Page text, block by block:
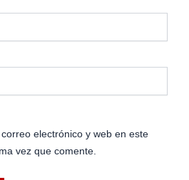
electrónico y web en este
vez que comente.